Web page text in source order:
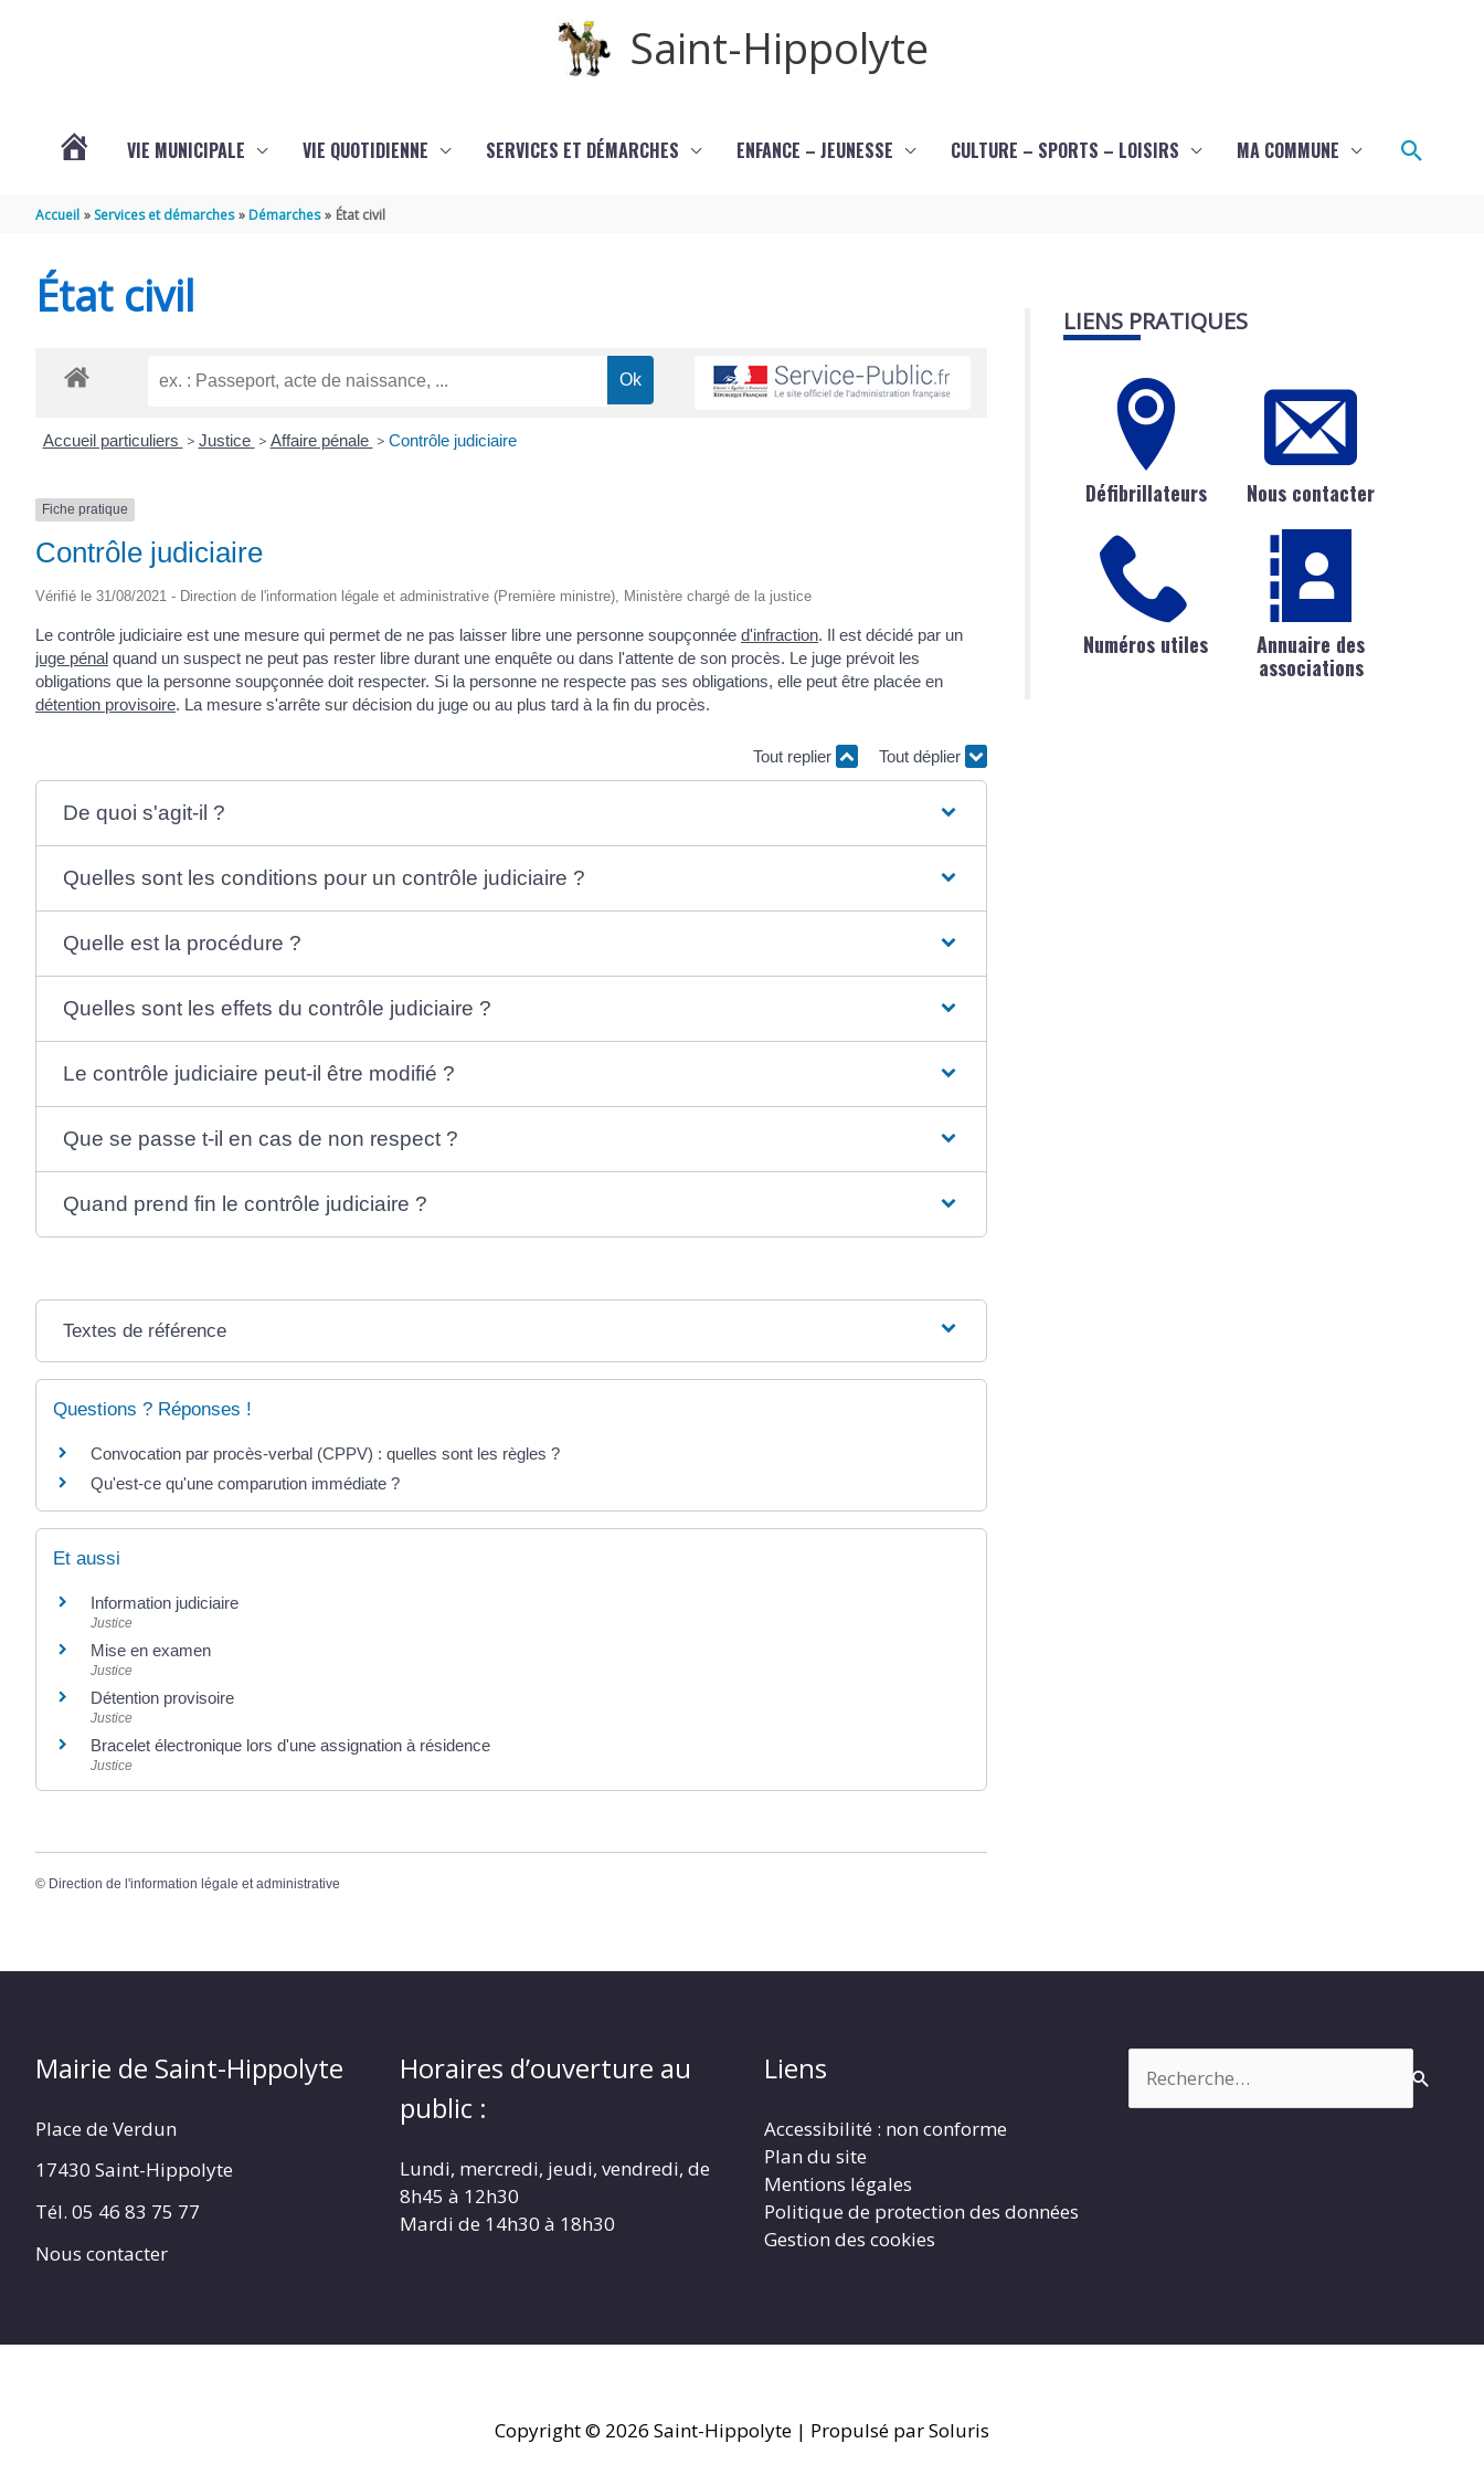
Saint-Hippolyte
SAINT-
(17430)
VIE MUNICIPALE VIE QUOTIDIENNE SERVICES ET DÉMARCHES ENFANCE – JEUNESSE CULTURE – SPORTS – LOISIRS MA COMMUNE
Accueil Services et démarches Démarches État civil
État civil
Accueil particuliers > Justice > Affaire pénale > Contrôle judiciaire
Fiche pratique
Contrôle judiciaire
Vérifié le 31/08/2021 - Direction de l'information légale et administrative (Première ministre), Ministère chargé de la justice
Le contrôle judiciaire est une mesure qui permet de ne pas laisser libre une personne soupçonnée d'infraction. Il est décidé par un
juge pénal quand un suspect ne peut pas rester libre durant une enquête ou dans l'attente de son procès. Le juge prévoit les
obligations que la personne soupçonnée doit respecter. Si la personne ne respecte pas ses obligations, elle peut être placée en
détention provisoire. La mesure s'arrête sur décision du juge ou au plus tard à la fin du procès.
Tout replier Tout déplier
De quoi s'agit-il ?
Quelles sont les conditions pour un contrôle judiciaire ?
Quelle est la procédure ?
Quelles sont les effets du contrôle judiciaire ?
Le contrôle judiciaire peut-il être modifié ?
Que se passe t-il en cas de non respect ?
Quand prend fin le contrôle judiciaire ?
Textes de référence
Questions ? Réponses !
Convocation par procès-verbal (CPPV) : quelles sont les règles ?
Qu'est-ce qu'une comparution immédiate ?
Et aussi
Information judiciaire
Justice
Mise en examen
Justice
Détention provisoire
Justice
Bracelet électronique lors d'une assignation à résidence
Justice
© Direction de l'information légale et administrative
LIENS PRATIQUES
Défibrillateurs Nous contacter
Numéros utiles
Annuaire des
associations
Mairie de Saint-Hippolyte
Place de Verdun
17430 Saint-Hippolyte
Tél. 05 46 83 75 77
Nous contacter
Horaires d’ouverture au
public :
Lundi, mercredi, jeudi, vendredi, de
8h45 à 12h30
Mardi de 14h30 à 18h30
Liens
Accessibilité : non conforme
Plan du site
Mentions légales
Politique de protection des données
Gestion des cookies
Copyright © 2026 Saint-Hippolyte | Propulsé par Soluris